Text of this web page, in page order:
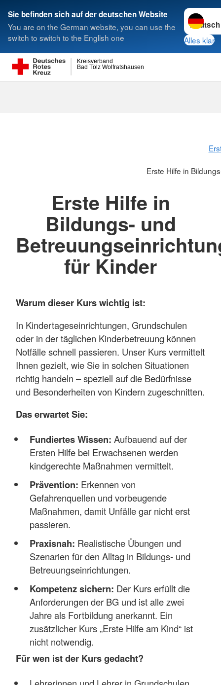
Sie befinden sich auf der deutschen Website
You are on the German website, you can use the
switch to switch to the English one
Sprache
Alles klar
Bad Tölz Wolfratshausen
Kreisverband
Suche
Erste Hilfe in
Erste Hilfe in
Bildungs- und
für Kinder
Warum dieser Kurs wichtig ist:
In Kindertageseinrichtungen, Grundschulen
oder in der täglichen Kinderbetreuung können
Notfälle schnell passieren. Unser Kurs vermittelt
Ihnen gezielt, wie Sie in solchen Situationen
richtig handeln – speziell auf die Bedürfnisse
und Besonderheiten von Kindern zugeschnitten.
Das erwartet Sie:
Fundiertes Wissen: Aufbauend auf der
Ersten Hilfe bei Erwachsenen werden
kindgerechte Maßnahmen vermittelt.
Prävention: Erkennen von
Gefahrenquellen und vorbeugende
Maßnahmen, damit Unfälle gar nicht erst
passieren.
Praxisnah: Realistische Übungen und
Szenarien für den Alltag in Bildungs- und
Betreuungseinrichtungen.
Kompetenz sichern: Der Kurs erfüllt die
Anforderungen der BG und ist alle zwei
Jahre als Fortbildung anerkannt. Ein
zusätzlicher Kurs „Erste Hilfe am Kind“ ist
nicht notwendig.
Für wen ist der Kurs gedacht?